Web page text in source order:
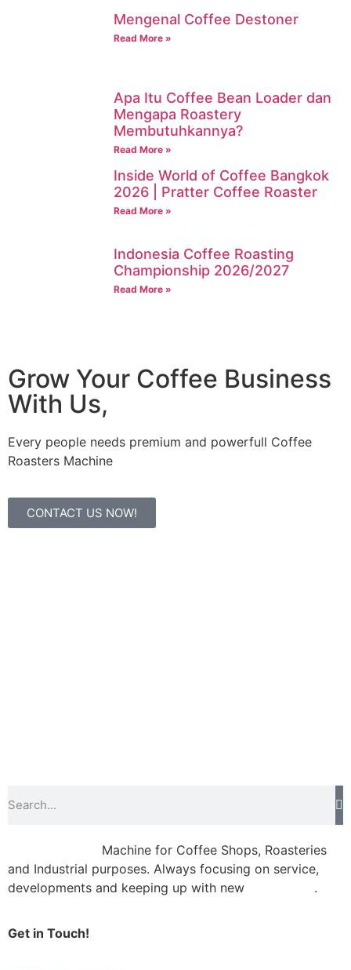
Mengenal Coffee Destoner
Read More »
Apa Itu Coffee Bean Loader dan
Mengapa Roastery
Membutuhkannya?
Read More »
Inside World of Coffee Bangkok
2026 | Pratter Coffee Roaster
Read More »
Indonesia Coffee Roasting
Championship 2026/2027
Read More »
Grow Your Coffee Business
With Us,
Every people needs premium and powerfull Coffee
Roasters Machine
CONTACT US NOW!
Machine for Coffee Shops, Roasteries
and Industrial purposes. Always focusing on service,
developments and keeping up with new
.
Get in Touch!